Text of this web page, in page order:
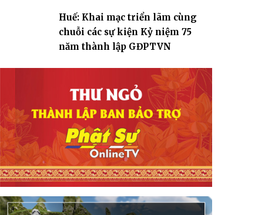
Huế: Khai mạc triển lãm cùng
chuỗi các sự kiện Kỷ niệm 75
năm thành lập GĐPTVN